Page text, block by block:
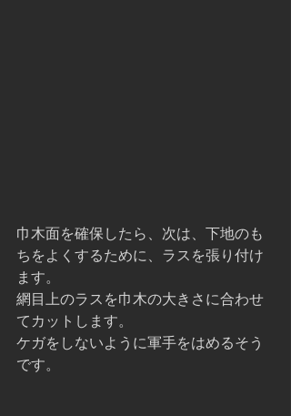
巾木面を確保したら、次は、下地のも
ちをよくするために、ラスを張り付け
ます。
網目上のラスを巾木の大きさに合わせ
てカットします。
ケガをしないように軍手をはめるそう
です。